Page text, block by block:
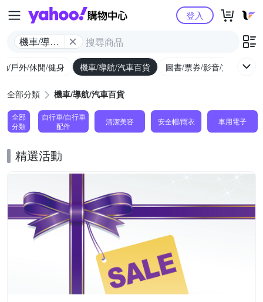
Yahoo購物中心
機車/導航/
登入
/戶外/休閒/健身 機車/導航/汽車百貨 圖書/票券/影音/文具
全部分類 機車/導航/汽車百貨
全部
分類
自行車/自行車
配件
清潔美容 安全帽/雨衣 車用電子
精選活動